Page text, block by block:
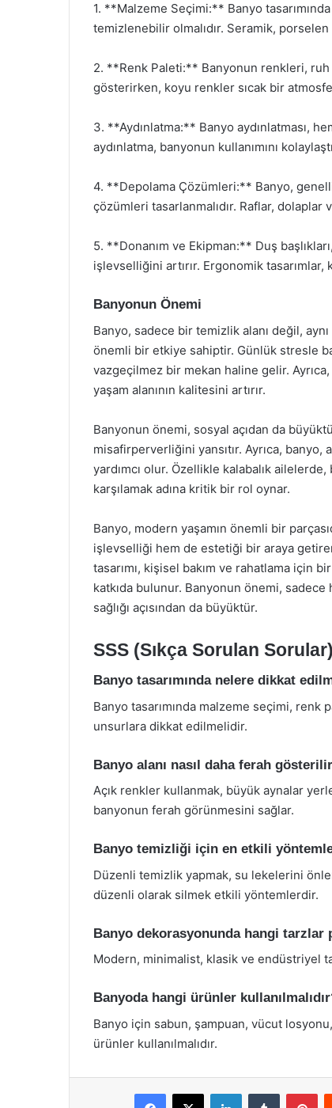
1. **Malzeme Seçimi:** Banyo
temizlenebilir olmalıdır. Seramik,
2. **Renk Paleti:** Banyonun renkleri, ruh
gösterirken, koyu renkler sıcak bir
3. **Aydınlatma:** Banyo aydınlatması,
aydınlatma, banyonun kullanımını
4. **Depolama Çözümleri:** Banyo,
çözümleri tasarlanmalıdır. Raflar, dolaplar
5. **Donanım ve Ekipman:** Duş
işlevselliğini artırır. Ergonomik tasarımlar,
Banyonun Önemi
Banyo, sadece bir temizlik alanı değil,
önemli bir etkiye sahiptir. Günlük stresle
vazgeçilmez bir mekan haline gelir.
yaşam alanının kalitesini artırır.
Banyonun önemi, sosyal açıdan da
misafirperverliğini yansıtır. Ayrıca,
yardımcı olur. Özellikle kalabalık
karşılamak adına kritik bir rol oynar.
Banyo, modern yaşamın önemli bir
işlevselliği hem de estetiği bir araya
tasarımı, kişisel bakım ve rahatlama için
katkıda bulunur. Banyonun önemi,
sağlığı açısından da büyüktür.
SSS (Sıkça Sorulan Sorular)
Banyo tasarımında nelere dikkat
Banyo tasarımında malzeme seçimi, renk
unsurlara dikkat edilmelidir.
Banyo alanı nasıl daha ferah
Açık renkler kullanmak, büyük aynalar
banyonun ferah görünmesini sağlar.
Banyo temizliği için en etkili
Düzenli temizlik yapmak, su lekelerini
düzenli olarak silmek etkili yöntemlerdir.
Banyo dekorasyonunda hangi tarzlar
Modern, minimalist, klasik ve endüstriyel
Banyoda hangi ürünler
Banyo için sabun, şampuan, vücut
ürünler kullanılmalıdır.
Facebook
X LinkedInTumblr